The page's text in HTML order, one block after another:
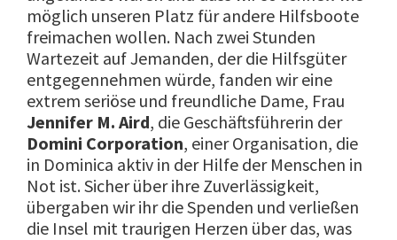
möglich unseren Platz für andere Hilfsboote
freimachen wollen. Nach zwei Stunden
Wartezeit auf Jemanden, der die Hilfsgüter
entgegennehmen würde, fanden wir eine
extrem seriöse und freundliche Dame, Frau
Jennifer M. Aird, die Geschäftsführerin der
Domini Corporation, einer Organisation, die
in Dominica aktiv in der Hilfe der Menschen in
Not ist. Sicher über ihre Zuverlässigkeit,
übergaben wir ihr die Spenden und verließen
die Insel mit traurigen Herzen über das, was